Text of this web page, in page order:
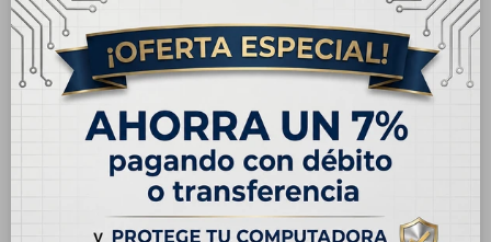
Case para iPhone 14
USD15,00
Vidrio Templado para
iPhone 14
USD9,00